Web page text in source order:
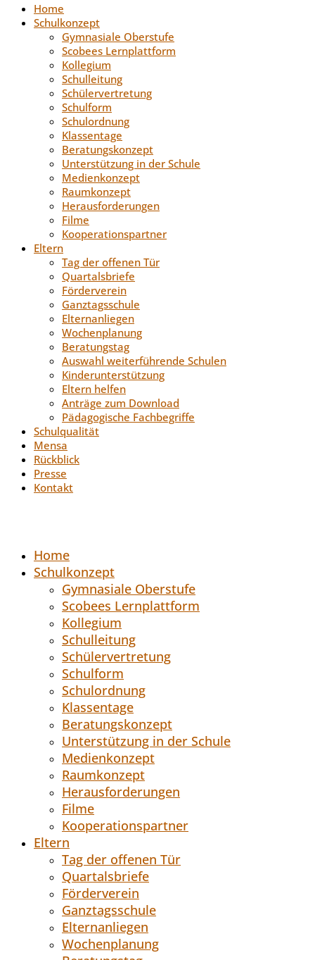
Home
Schulkonzept
Gymnasiale Oberstufe
Scobees Lernplattform
Kollegium
Schulleitung
Schülervertretung
Schulform
Schulordnung
Klassentage
Beratungskonzept
Unterstützung in der Schule
Medienkonzept
Raumkonzept
Herausforderungen
Filme
Kooperationspartner
Eltern
Tag der offenen Tür
Quartalsbriefe
Förderverein
Ganztagsschule
Elternanliegen
Wochenplanung
Beratungstag
Auswahl weiterführende Schulen
Kinderunterstützung
Eltern helfen
Anträge zum Download
Pädagogische Fachbegriffe
Schulqualität
Mensa
Rückblick
Presse
Kontakt
Home
Schulkonzept
Gymnasiale Oberstufe
Scobees Lernplattform
Kollegium
Schulleitung
Schülervertretung
Schulform
Schulordnung
Klassentage
Beratungskonzept
Unterstützung in der Schule
Medienkonzept
Raumkonzept
Herausforderungen
Filme
Kooperationspartner
Eltern
Tag der offenen Tür
Quartalsbriefe
Förderverein
Ganztagsschule
Elternanliegen
Wochenplanung